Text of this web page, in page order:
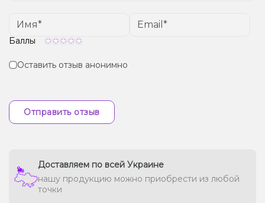
Баллы
Оставить отзыв анонимно
Отправить отзыв
Доставляем по всей Украине
нашу продукцию можно приобрести из любой
точки